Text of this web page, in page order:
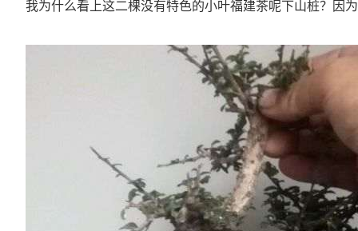
我为什么看上这二棵没有特色的小叶福建茶呢下山桩？因